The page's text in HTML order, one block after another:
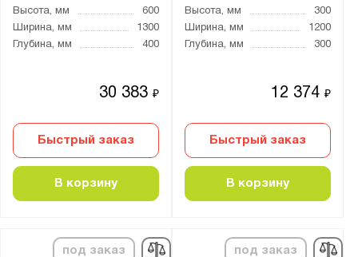
Высота, мм
600
Ширина, мм
1300
Глубина, мм
400
30 383₽
Быстрый заказ
В корзину
Высота, мм
300
Ширина, мм
1200
Глубина, мм
300
12 374₽
Быстрый заказ
В корзину
под заказ под заказ